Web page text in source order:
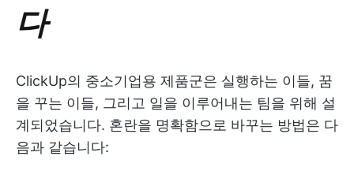
다
ClickUp의 중소기업용 제품군은 실행하는 이들, 꿈
을 꾸는 이들, 그리고 일을 이루어내는 팀을 위해 설
계되었습니다. 혼란을 명확함으로 바꾸는 방법은 다
음과 같습니다: